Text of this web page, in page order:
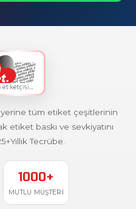
tüm etiket çeşitlerinin
etiket baskı ve sevkiyatını
Tecrübe.
1000+
MUTLU MÜŞTERI